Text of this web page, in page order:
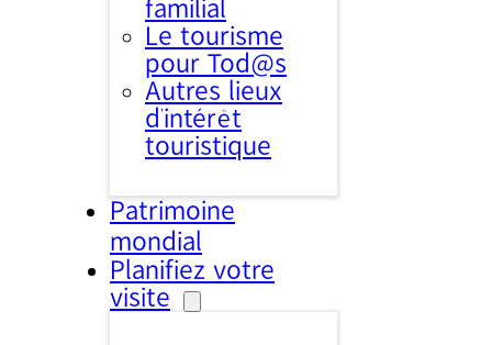
familial
Le tourisme
pour Tod@s
Autres lieux
d'intérêt
touristique
Patrimoine
mondial
Planifiez votre
visite